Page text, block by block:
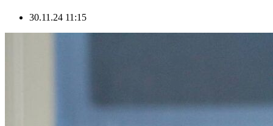
30.11.24 11:15